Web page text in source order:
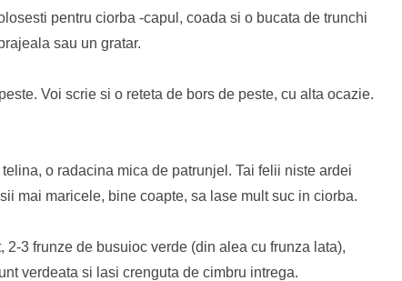
pentru ciorba -capul, coada si o bucata de trunchi
sau un gratar.
Voi scrie si o reteta de bors de peste, cu alta ocazie.
o radacina mica de patrunjel. Tai felii niste ardei
mai maricele, bine coapte, sa lase mult suc in ciorba.
2-3 frunze de busuioc verde (din alea cu frunza lata),
verdeata si lasi crenguta de cimbru intrega.